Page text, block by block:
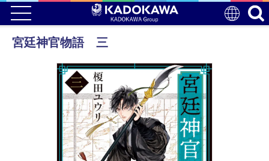
宮廷神官物語 三